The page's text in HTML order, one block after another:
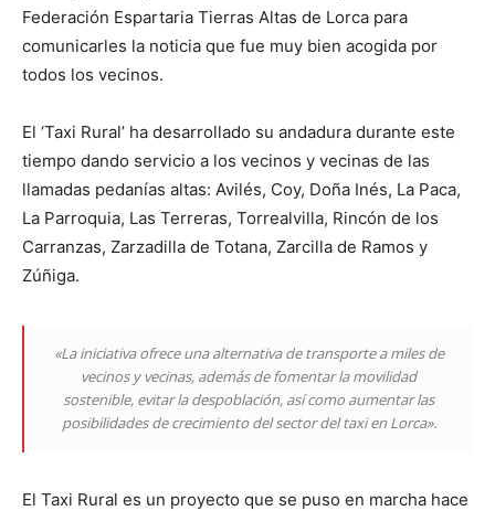
Federación Espartaria Tierras Altas de Lorca para
comunicarles la noticia que fue muy bien acogida por
todos los vecinos.
El ‘Taxi Rural’ ha desarrollado su andadura durante este
tiempo dando servicio a los vecinos y vecinas de las
llamadas pedanías altas: Avilés, Coy, Doña Inés, La Paca,
La Parroquia, Las Terreras, Torrealvilla, Rincón de los
Carranzas, Zarzadilla de Totana, Zarcilla de Ramos y
Zúñiga.
«La iniciativa ofrece una alternativa de transporte a miles de
vecinos y vecinas, además de fomentar la movilidad
sostenible, evitar la despoblación, así como aumentar las
posibilidades de crecimiento del sector del taxi en Lorca».
El Taxi Rural es un proyecto que se puso en marcha hace